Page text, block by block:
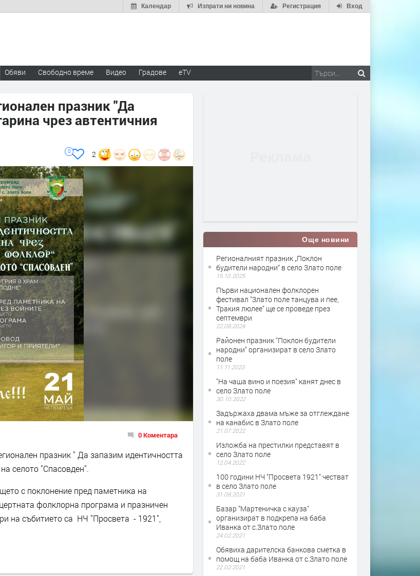
Вход
Регистрация
Изпрати ни новина
Календар
Обяви Свободно време Видео Градове eTV
празник "Да
чрез автентичния
2
0
0 Коментара
празник " Да запазим идентичността
селото "Спасовден".
с поклонение пред паметника на
фолклорна програма и празничен
на събитието са НЧ "Просвета - 1921",
Още новини
Регионалният празник „Поклон
будители народни“ в село Злато поле
15.10.2025
Първи национален фолклорен
фестивал "Злато поле танцува и пее,
Тракия люлее" ще се проведе през
септември
22.08.2024
Районен празник "Поклон будители
народни" организират в село Злато
поле
11.11.2023
"На чаша вино и поезия" канят днес в
село Злато поле
30.10.2022
Задържаха двама мъже за отглеждане
на канабис в Злато поле
21.07.2022
Изложба на престилки представят в
село Злато поле
12.04.2022
100 години НЧ "Просвета 1921" честват
в село Злато поле
31.08.2021
Базар "Мартеничка с кауза"
организират в подкрепа на баба
Иванка от с.Злато поле
24.02.2021
Обявиха дарителска банкова сметка в
помощ на баба Иванка от с.Злато поле
22.02.2021